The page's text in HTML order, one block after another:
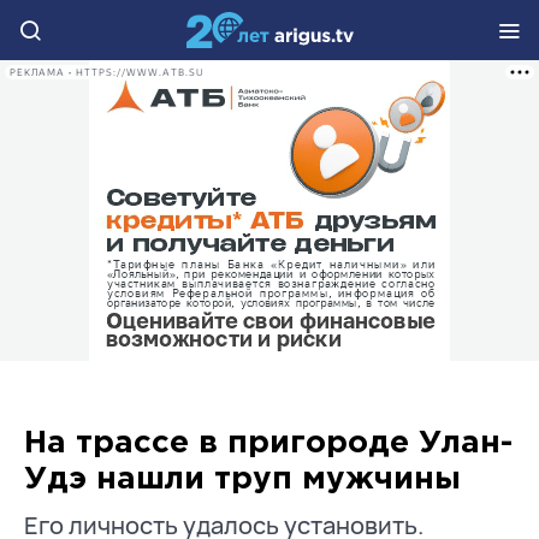
РЕКЛАМА • HTTPS://WWW.ATB.SU
На трассе в пригороде Улан-
Удэ нашли труп мужчины
Его личность удалось установить.